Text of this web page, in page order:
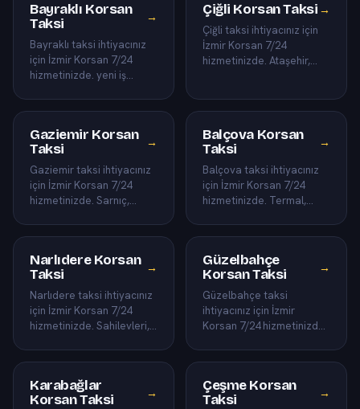
Bayraklı Korsan
Taksi
→
Bayraklı taksi ihtiyacınız
için İzmir Korsan 7/24
hizmetinizde. yeni iş
Çiğli Korsan Taksi →
Çiğli taksi ihtiyacınız için
İzmir Korsan 7/24
hizmetinizde. Ataşehir,
Gaziemir Korsan
Taksi
→
Gaziemir taksi ihtiyacınız
için İzmir Korsan 7/24
hizmetinizde. Sarnıç,
Balçova Korsan
Taksi
→
Balçova taksi ihtiyacınız
için İzmir Korsan 7/24
hizmetinizde. Termal,
Narlıdere Korsan
Taksi
→
Narlıdere taksi ihtiyacınız
için İzmir Korsan 7/24
hizmetinizde. Sahilevleri,
Güzelbahçe
Korsan Taksi
→
Güzelbahçe taksi
ihtiyacınız için İzmir
Korsan 7/24 hizmetinizde.
Karabağlar
Korsan Taksi
→
Çeşme Korsan
Taksi
→